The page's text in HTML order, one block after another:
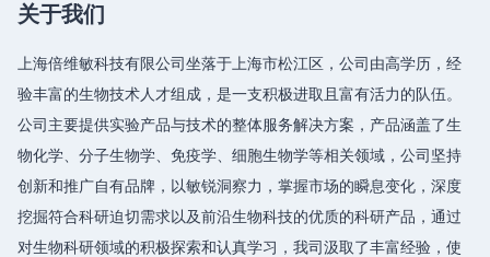
关于我们
上海倍维敏科技有限公司坐落于上海市松江区，公司由高学历，经
验丰富的生物技术人才组成，是一支积极进取且富有活力的队伍。
公司主要提供实验产品与技术的整体服务解决方案，产品涵盖了生
物化学、分子生物学、免疫学、细胞生物学等相关领域，公司坚持
创新和推广自有品牌，以敏锐洞察力，掌握市场的瞬息变化，深度
挖掘符合科研迫切需求以及前沿生物科技的优质的科研产品，通过
对生物科研领域的积极探索和认真学习，我司汲取了丰富经验，使